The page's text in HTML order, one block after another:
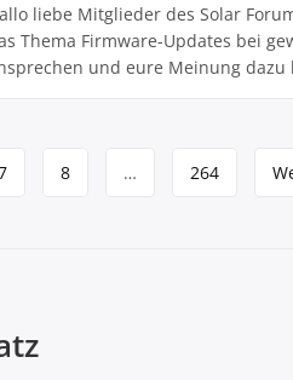
liebe Mitglieder des Solar
Thema Firmware-Updates bei
und eure Meinung dazu
um eine Marketingstrategie der
8 … 264